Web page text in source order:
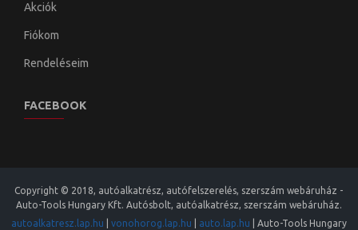
Akciók
Fiókom
Rendeléseim
FACEBOOK
Copyright © 2018, autóalkatrész, autófelszerelés, szerszám webáruház -
Auto-Tools Hungary Kft. Autósbolt, autóalkatrész, szerszám webáruház.
autoalkatresz.lap.hu
vonohorog.lap.hu auto.lap.hu Auto-Tools Hungary